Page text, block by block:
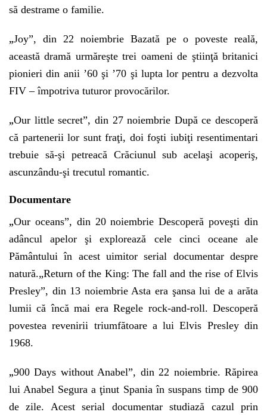
să destrame o familie.
„Joy”, din 22 noiembrie Bazată pe o poveste reală,
această dramă urmăreşte trei oameni de ştiinţă britanici
pionieri din anii ’60 şi ’70 şi lupta lor pentru a dezvolta
FIV – împotriva tuturor provocărilor.
„Our little secret”, din 27 noiembrie După ce descoperă
că partenerii lor sunt fraţi, doi foşti iubiţi resentimentari
trebuie să-şi petreacă Crăciunul sub acelaşi acoperiş,
ascunzându-şi trecutul romantic.
Documentare
„Our oceans”, din 20 noiembrie Descoperă poveşti din
adâncul apelor şi explorează cele cinci oceane ale
Pământului în acest uimitor serial documentar despre
natură.„Return of the King: The fall and the rise of Elvis
Presley”, din 13 noiembrie Asta era şansa lui de a arăta
lumii că încă mai era Regele rock-and-roll. Descoperă
povestea revenirii triumfătoare a lui Elvis Presley din
1968.
„900 Days without Anabel”, din 22 noiembrie. Răpirea
lui Anabel Segura a ţinut Spania în suspans timp de 900
de zile. Acest serial documentar studiază cazul prin